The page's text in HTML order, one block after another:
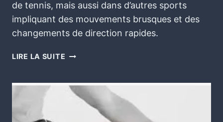
de tennis, mais aussi dans d’autres sports
impliquant des mouvements brusques et des
changements de direction rapides.
LIRE LA SUITE